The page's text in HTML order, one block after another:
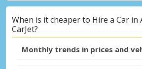
When is it cheaper to Hire a Car in
CarJet?
Monthly trends in prices and